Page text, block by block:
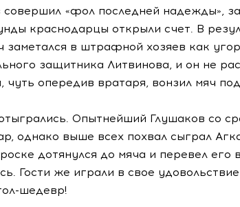
«фол последней надежды»,
краснодарцы открыли счет. В
заметался в штрафной хозяев как
защитника Литвинова, и он не
чуть опередив вратаря, вонзил мяч
Опытнейший Глушаков со
однако выше всех похвал сыграл
дотянулся до мяча и перевел его
Гости же играли в свое
шедевр!